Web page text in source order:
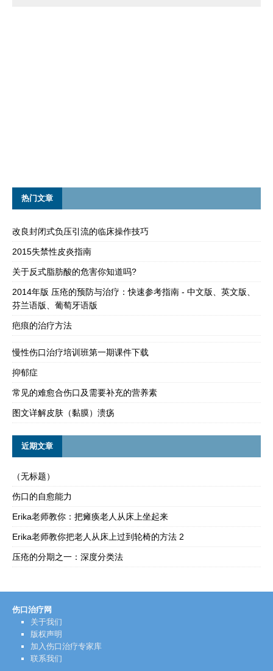
热门文章
改良封闭式负压引流的临床操作技巧
2015失禁性皮炎指南
关于反式脂肪酸的危害你知道吗?
2014年版 压疮的预防与治疗：快速参考指南 - 中文版、英文版、
芬兰语版、葡萄牙语版
疤痕的治疗方法
慢性伤口治疗培训班第一期课件下载
抑郁症
常见的难愈合伤口及需要补充的营养素
图文详解皮肤（黏膜）溃疡
近期文章
（无标题）
伤口的自愈能力
Erika老师教你：把瘫痪老人从床上坐起来
Erika老师教你把老人从床上过到轮椅的方法 2
压疮的分期之一：深度分类法
伤口治疗网
关于我们
版权声明
加入伤口治疗专家库
联系我们